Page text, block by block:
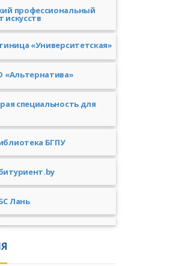
профессиональный
искусств
«Университетская»
«Альтернатива»
специальность для
БГПУ
Лань